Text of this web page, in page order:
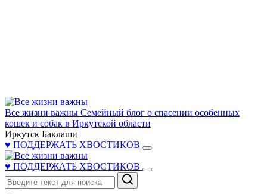
Все жизни важны Семейный блог о спасении особенных
кошек и собак в Иркутской области
Иркутск Баклаши
♥ ПОДДЕРЖАТЬ ХВОСТИКОВ
♥ ПОДДЕРЖАТЬ ХВОСТИКОВ
Поиск